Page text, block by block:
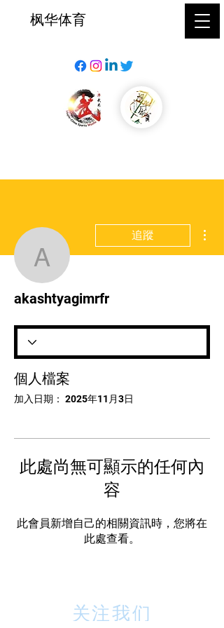
枫华体育
akashtyagimrfr
追蹤
akashtyagimrfr
個人檔案
加入日期： 2025年11月3日
此處尚無可顯示的任何內
容
此會員新增自己的相關資訊時，您將在
此處查看。
关注我们